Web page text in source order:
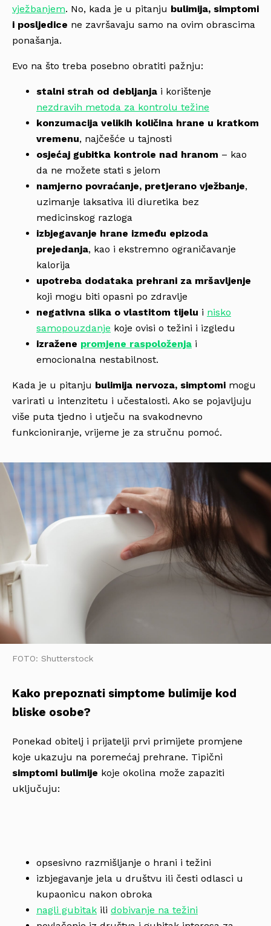
vježbanjem. No, kada je u pitanju bulimija, simptomi
i posljedice ne završavaju samo na ovim obrascima
ponašanja.
Evo na što treba posebno obratiti pažnju:
stalni strah od debljanja i korištenje
nezdravih metoda za kontrolu težine
konzumacija velikih količina hrane u kratkom
vremenu, najčešće u tajnosti
osjećaj gubitka kontrole nad hranom – kao
da ne možete stati s jelom
namjerno povraćanje, pretjerano vježbanje,
uzimanje laksativa ili diuretika bez
medicinskog razloga
izbjegavanje hrane između epizoda
prejedanja, kao i ekstremno ograničavanje
kalorija
upotreba dodataka prehrani za mršavljenje
koji mogu biti opasni po zdravlje
negativna slika o vlastitom tijelu i nisko
samopouzdanje koje ovisi o težini i izgledu
izražene promjene raspoloženja i
emocionalna nestabilnost.
Kada je u pitanju bulimija nervoza, simptomi mogu
varirati u intenzitetu i učestalosti. Ako se pojavljuju
više puta tjedno i utječu na svakodnevno
funkcioniranje, vrijeme je za stručnu pomoć.
FOTO: Shutterstock
Kako prepoznati simptome bulimije kod
bliske osobe?
Ponekad obitelj i prijatelji prvi primijete promjene
koje ukazuju na poremećaj prehrane. Tipični
simptomi bulimije koje okolina može zapaziti
uključuju:
opsesivno razmišljanje o hrani i težini
izbjegavanje jela u društvu ili česti odlasci u
kupaonicu nakon obroka
nagli gubitak ili dobivanje na težini